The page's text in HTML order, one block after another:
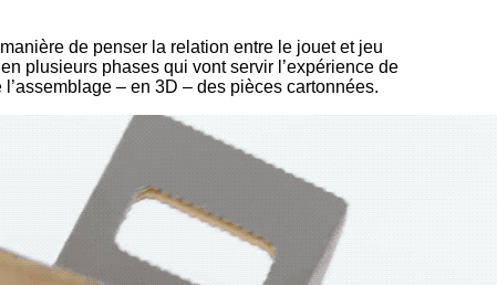
de penser la relation entre le jouet et jeu
plusieurs phases qui vont servir l’expérience de
– en 3D – des pièces cartonnées.